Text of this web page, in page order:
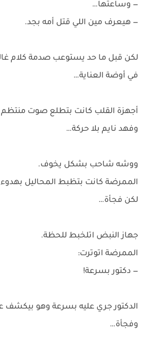
— وساعتها…
— هيعرف مين اللي قتل أمه بجد.
لكن قبل ما حد يستوعب صدمة كلام
في أوضة العناية…
أجهزة القلب كانت بتطلع صوت
وفهد نايم بلا حركة…
ووشه شاحب بشكل يخوف.
الممرضة كانت بتظبط المحاليل
لكن فجأة…
جهاز النبض اتلخبط للحظة.
الممرضة اتوترت:
— دكتور بسرعة!
الدكتور جري عليه بسرعة وهو بيكشف
وفجأة…